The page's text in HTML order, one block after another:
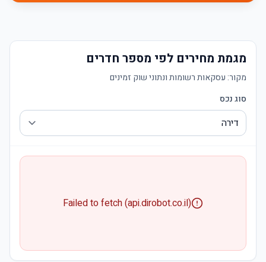
מגמת מחירים לפי מספר חדרים
מקור: עסקאות רשומות ונתוני שוק זמינים
סוג נכס
Failed to fetch (api.dirobot.co.il)